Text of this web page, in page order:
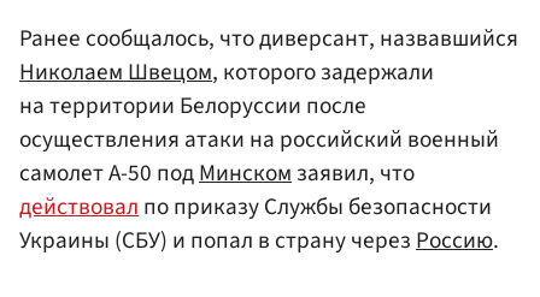
Ранее сообщалось, что диверсант, назвавшийся
Николаем Швецом, которого задержали
на территории Белоруссии после
осуществления атаки на российский военный
самолет A-50 подМинскомзаявил, что
действовалпо приказу Службы безопасности
Украины (СБУ) и попал в страну черезРоссию.